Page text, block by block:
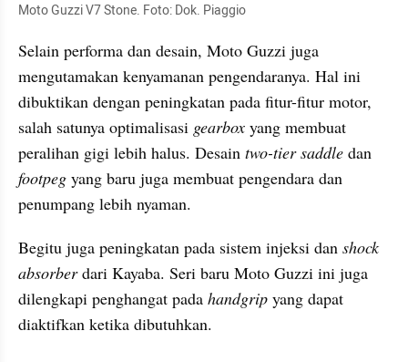
Moto Guzzi V7 Stone. Foto: Dok. Piaggio
Selain performa dan desain, Moto Guzzi juga
mengutamakan kenyamanan pengendaranya. Hal ini
dibuktikan dengan peningkatan pada fitur-fitur motor,
salah satunya optimalisasi gearbox yang membuat
peralihan gigi lebih halus. Desain two-tier saddle
footpeg yang baru juga membuat pengendara dan
penumpang lebih nyaman.
Begitu juga peningkatan pada sistem injeksi dan shock
absorber dari Kayaba. Seri baru Moto Guzzi ini juga
dilengkapi penghangat pada handgrip yang dapat
diaktifkan ketika dibutuhkan.